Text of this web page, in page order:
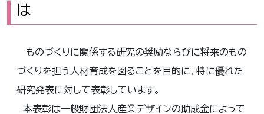
は
ものづくりに関係する研究の奨励ならびに将来のもの
づくりを担う人材育成を図ることを目的に、特に優れた
研究発表に対して表彰しています。
本表彰は一般財団法人産業デザインの助成金によって